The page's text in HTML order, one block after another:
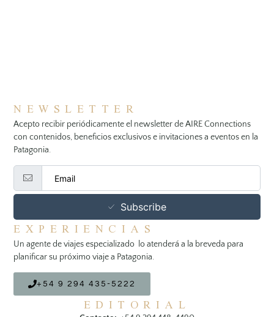
NEWSLETTER
Acepto recibir periódicamente el newsletter de AIRE Connections
con contenidos, beneficios exclusivos e invitaciones a eventos en la
Patagonia.
Subscribe
EXPERIENCIAS
Un agente de viajes especializado lo atenderá a la breveda para
planificar su próximo viaje a Patagonia.
+54 9 294 435-5222
EDITORIAL